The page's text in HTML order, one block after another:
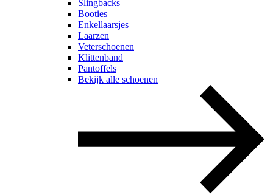
Slingbacks
Booties
Enkellaarsjes
Laarzen
Veterschoenen
Klittenband
Pantoffels
Bekijk alle schoenen